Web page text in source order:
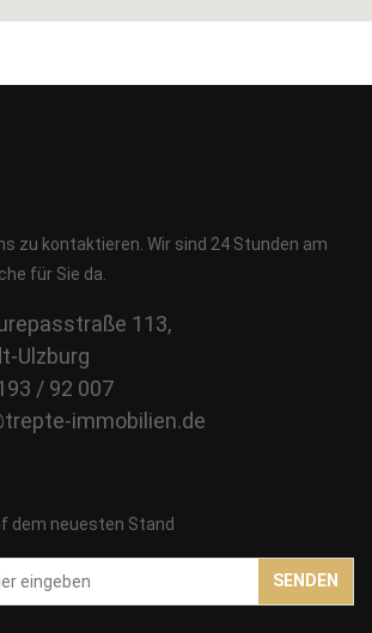
zu kontaktieren. Wir sind 24 Stunden am
für Sie da.
113,
Ulzburg
/ 92 007
immobilien.de
dem neuesten Stand
SENDEN